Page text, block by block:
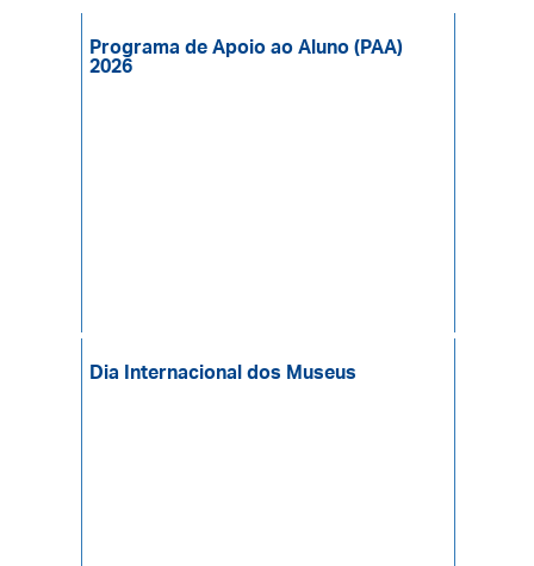
Programa de Apoio ao Aluno (PAA)
2026
Dia Internacional dos Museus